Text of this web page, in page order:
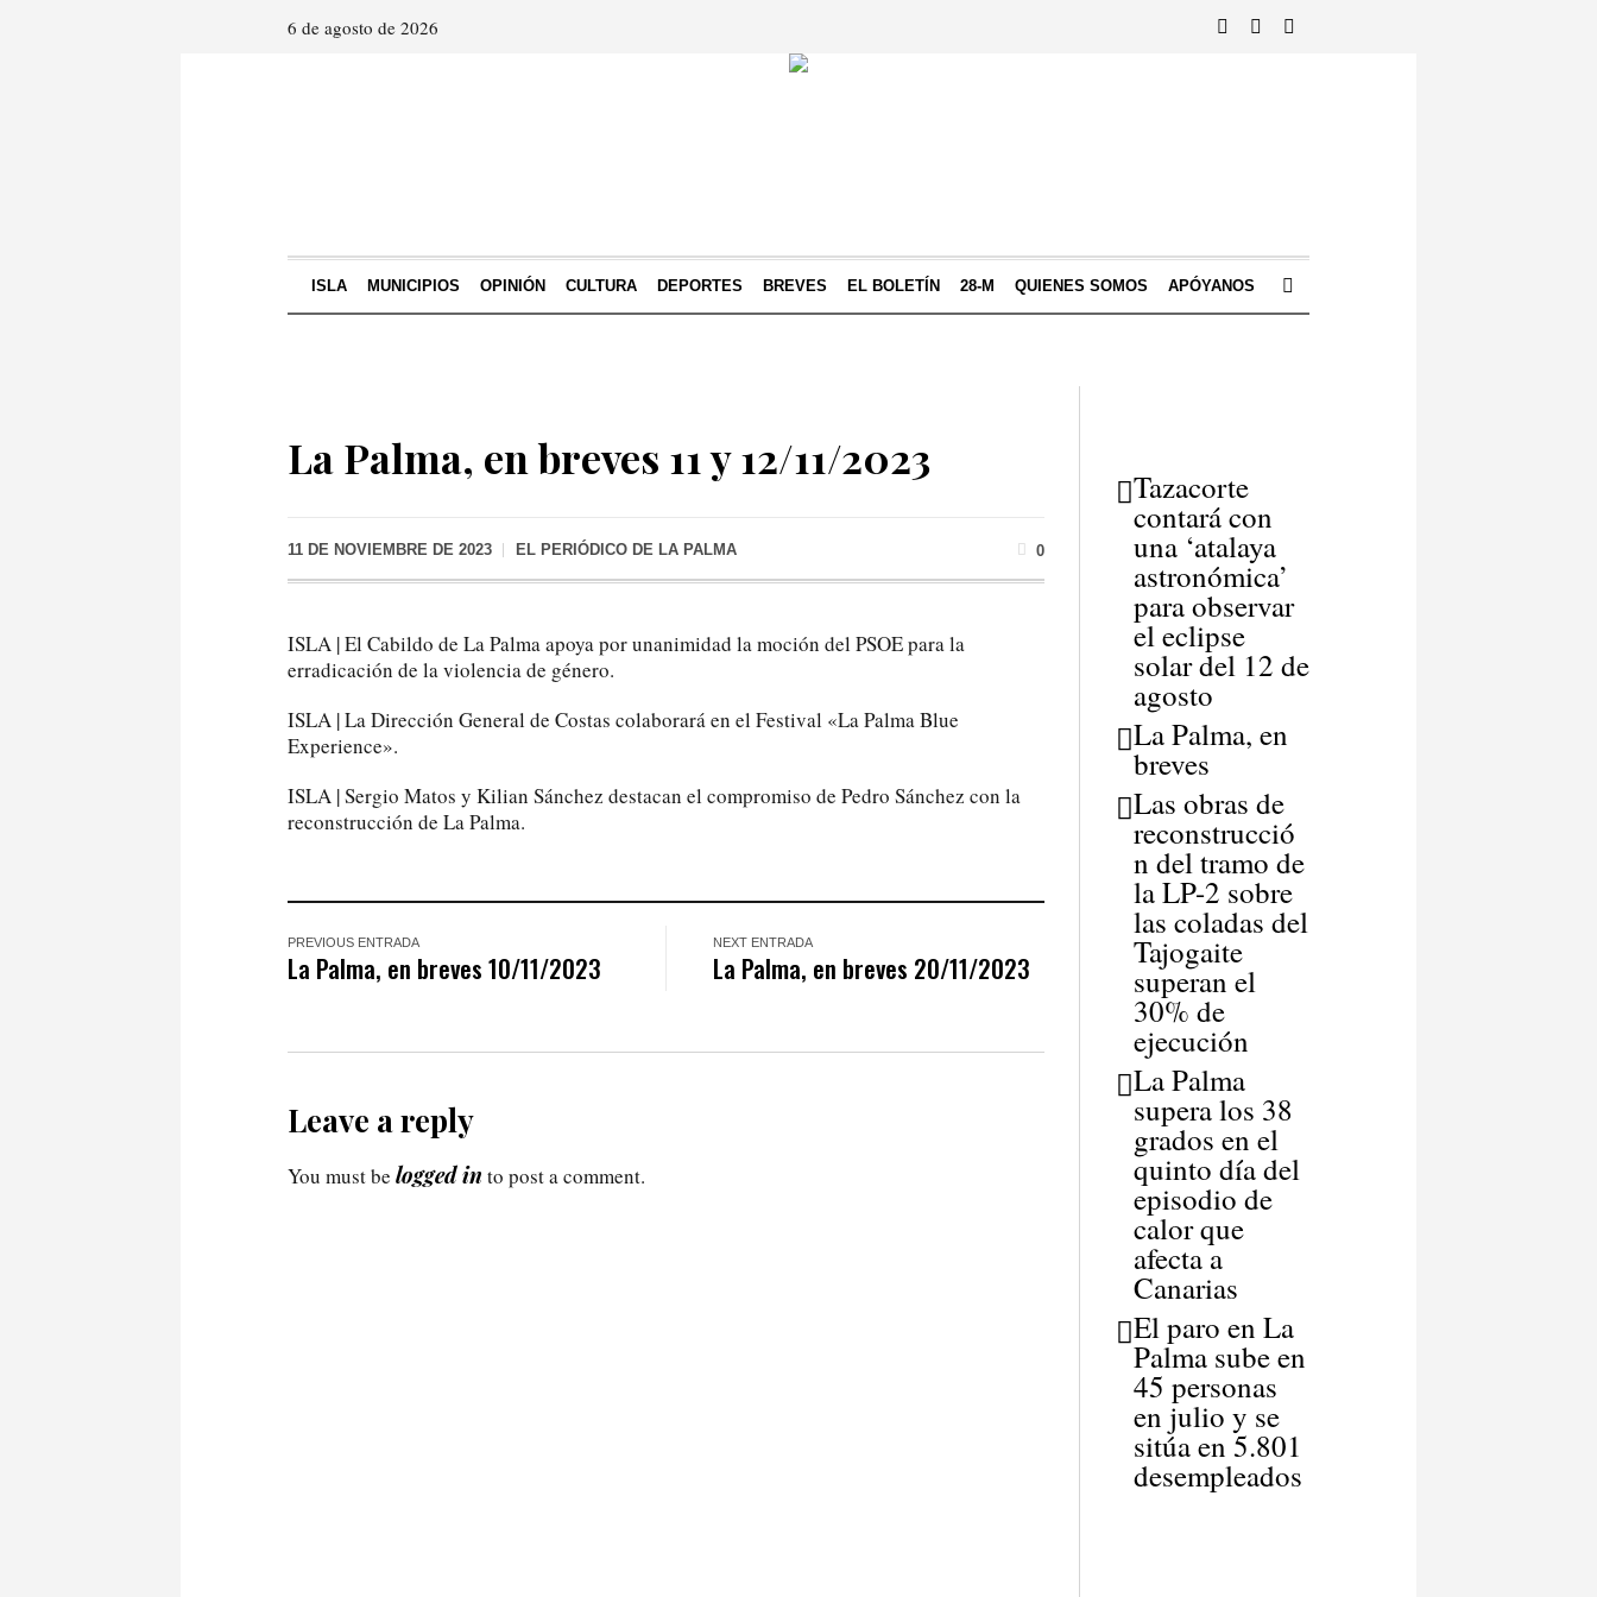
6 de agosto de 2026
ISLA MUNICIPIOS OPINIÓN CULTURA DEPORTES BREVES EL BOLETÍN 28-M QUIENES SOMOS APÓYANOS
La Palma, en breves 11 y 12/11/2023
11 DE NOVIEMBRE DE 2023 EL PERIÓDICO DE LA PALMA 0
ISLA | El Cabildo de La Palma apoya por unanimidad la moción del PSOE para la
erradicación de la violencia de género.
ISLA | La Dirección General de Costas colaborará en el Festival «La Palma Blue
Experience».
ISLA | Sergio Matos y Kilian Sánchez destacan el compromiso de Pedro Sánchez con la
reconstrucción de La Palma.
PREVIOUS ENTRADA
La Palma, en breves 10/11/2023
NEXT ENTRADA
La Palma, en breves 20/11/2023
Leave a reply
You must be logged in to post a comment.
Tazacorte
contará con
una ‘atalaya
astronómica’
para observar
el eclipse
solar del 12 de
agosto
La Palma, en
breves
Las obras de
reconstrucció
n del tramo de
la LP-2 sobre
las coladas del
Tajogaite
superan el
30% de
ejecución
La Palma
supera los 38
grados en el
quinto día del
episodio de
calor que
afecta a
Canarias
El paro en La
Palma sube en
45 personas
en julio y se
sitúa en 5.801
desempleados